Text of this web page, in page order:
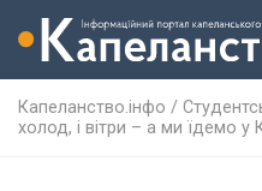
Капеланство.інфо /
холод, і вітри – а ми їдемо у